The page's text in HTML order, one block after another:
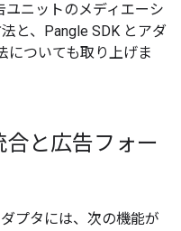
ユニットのメディエーシ
と、Pangle SDK とアダ
についても取り上げま
と広告フォー
プタには、次の機能が